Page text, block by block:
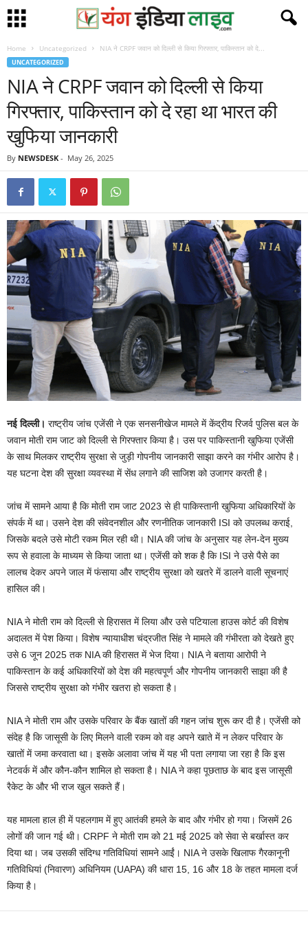
Home Uncategorized NIA ने CRPF जवान को दिल्ली से किया गिरफ्तार, पाकिस्तान को दे...
UNCATEGORIZED
NIA ने CRPF जवान को दिल्ली से किया
गिरफ्तार, पाकिस्तान को दे रहा था भारत की
खुफिया जानकारी
By NEWSDESK - May 26, 2025
नई दिल्ली। राष्ट्रीय जांच एजेंसी ने एक सनसनीखेज मामले में केंद्रीय रिजर्व पुलिस बल के
जवान मोती राम जाट को दिल्ली से गिरफ्तार किया है। उस पर पाकिस्तानी खुफिया एजेंसी
के साथ मिलकर राष्ट्रीय सुरक्षा से जुड़ी गोपनीय जानकारी साझा करने का गंभीर आरोप है।
यह घटना देश की सुरक्षा व्यवस्था में सेंध लगाने की साजिश को उजागर करती है।
जांच में सामने आया है कि मोती राम जाट 2023 से ही पाकिस्तानी खुफिया अधिकारियों के
संपर्क में था। उसने देश की संवेदनशील और रणनीतिक जानकारी ISI को उपलब्ध कराई,
जिसके बदले उसे मोटी रकम मिल रही थी। NIA की जांच के अनुसार यह लेन-देन मुख्य
रूप से हवाला के माध्यम से किया जाता था। एजेंसी को शक है कि ISI ने उसे पैसे का
लालच देकर अपने जाल में फंसाया और राष्ट्रीय सुरक्षा को खतरे में डालने वाली सूचनाएं
हासिल की।
NIA ने मोती राम को दिल्ली से हिरासत में लिया और उसे पटियाला हाउस कोर्ट की विशेष
अदालत में पेश किया। विशेष न्यायाधीश चंद्रजीत सिंह ने मामले की गंभीरता को देखते हुए
उसे 6 जून 2025 तक NIA की हिरासत में भेज दिया। NIA ने बताया आरोपी ने
पाकिस्तान के कई अधिकारियों को देश की महत्वपूर्ण और गोपनीय जानकारी साझा की है
जिससे राष्ट्रीय सुरक्षा को गंभीर खतरा हो सकता है।
NIA ने मोती राम और उसके परिवार के बैंक खातों की गहन जांच शुरू कर दी है। एजेंसी को
संदेह है कि जासूसी के लिए मिलने वाली रकम को वह अपने खाते में न लेकर परिवार के
खातों में जमा करवाता था। इसके अलावा जांच में यह भी पता लगाया जा रहा है कि इस
नेटवर्क में और कौन-कौन शामिल हो सकता है। NIA ने कहा पूछताछ के बाद इस जासूसी
रैकेट के और भी राज खुल सकते हैं।
यह मामला हाल ही में पहलगाम में हुए आतंकी हमले के बाद और गंभीर हो गया। जिसमें 26
लोगों की जान गई थी। CRPF ने मोती राम को 21 मई 2025 को सेवा से बर्खास्त कर
दिया था। जब उसकी संदिग्ध गतिविधियां सामने आईं। NIA ने उसके खिलाफ गैरकानूनी
गतिविधियां (निवारण) अधिनियम (UAPA) की धारा 15, 16 और 18 के तहत मामला दर्ज
किया है।